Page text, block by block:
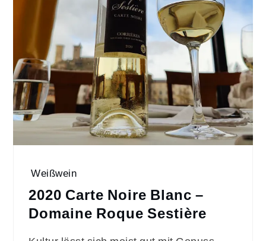
Weißwein
2020 Carte Noire Blanc –
Domaine Roque Sestière